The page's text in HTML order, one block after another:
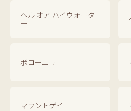
ヘル オア ハイウォータ
ー
ボローニュ
マウントゲイ